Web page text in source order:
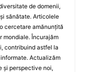
de domenii,
sănătate. Articolele
cercetare amănunțită
mondiale. Încurajăm
contribuind astfel la
Actualizăm
și perspective noi,